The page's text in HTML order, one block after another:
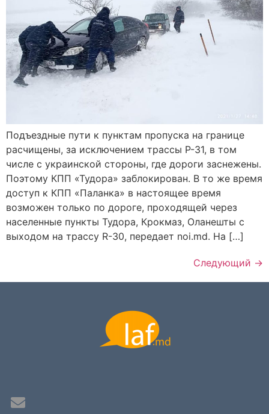
Подъездные пути к пунктам пропуска на границе
расчищены, за исключением трассы Р-31, в том
числе с украинской стороны, где дороги заснежены.
Поэтому КПП «Тудора» заблокирован. В то же время
доступ к КПП «Паланка» в настоящее время
возможен только по дороге, проходящей через
населенные пункты Тудора, Крокмаз, Оланешты с
выходом на трассу R-30, передает noi.md. На […]
Следующий →